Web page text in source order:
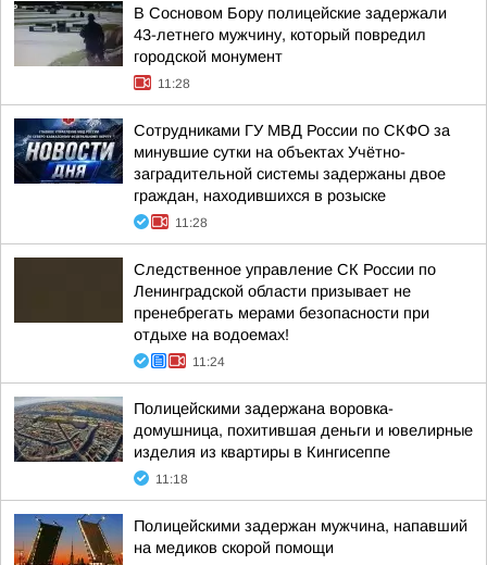
В Сосновом Бору полицейские задержали
43-летнего мужчину, который повредил
городской монумент
11:28
Сотрудниками ГУ МВД России по СКФО за
минувшие сутки на объектах Учётно-
заградительной системы задержаны двое
граждан, находившихся в розыске
11:28
Следственное управление СК России по
Ленинградской области призывает не
пренебрегать мерами безопасности при
отдыхе на водоемах!
11:24
Полицейскими задержана воровка-
домушница, похитившая деньги и ювелирные
изделия из квартиры в Кингисеппе
11:18
Полицейскими задержан мужчина, напавший
на медиков скорой помощи